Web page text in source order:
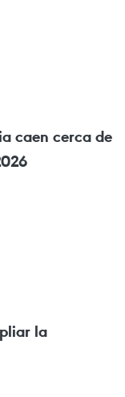
caen cerca de
la